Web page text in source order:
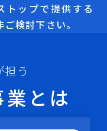
トップで提供する
検討下さい。
う
とは